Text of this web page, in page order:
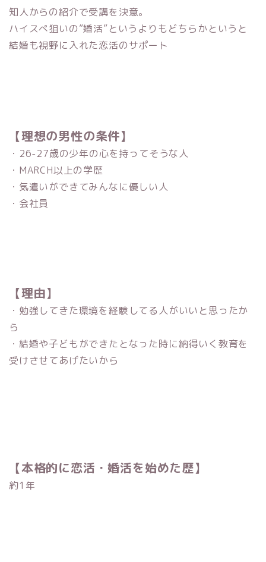
知人からの紹介で受講を決意。
ハイスぺ狙いの”婚活”というよりもどちらかというと
結婚も視野に入れた恋活のサポート
【理想の男性の条件】
・ 26-27歳の少年の心を持ってそうな人
・ MARCH以上の学歴
・気遣いができてみんなに優しい人
・会社員
【理由】
・勉強してきた環境を経験してる人がいいと思ったか
ら
・結婚や子どもができたとなった時に納得いく教育を
受けさせてあげたいから
【本格的に恋活・婚活を始めた歴】
約1 年